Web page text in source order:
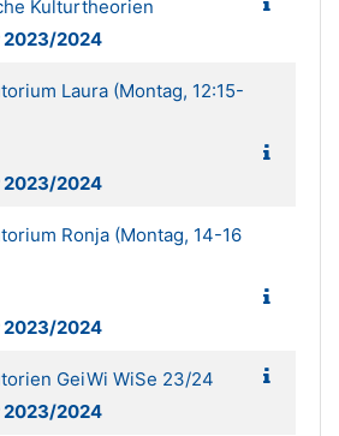
Kulturtheorien
2024
Laura (Montag, 12:15-
2024
Ronja (Montag, 14-16
2024
GeiWi WiSe 23/24
2024